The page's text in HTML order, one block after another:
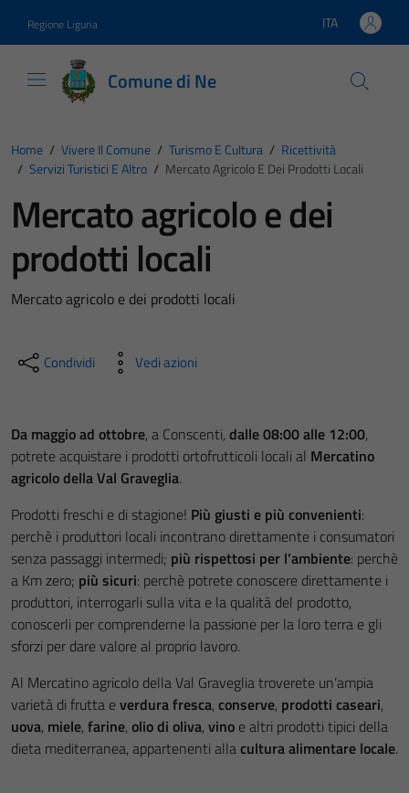
Regione Liguria Lingua attiva:
ITA
Comune di Ne
Home / Vivere Il Comune / Turismo E Cultura / Ricettività
/ Servizi Turistici E Altro / Mercato Agricolo E Dei Prodotti Locali
Mercato agricolo e dei
prodotti locali
Mercato agricolo e dei prodotti locali
Condividi Vedi azioni
Da maggio ad ottobre, a Conscenti, dalle 08:00 alle 12:00,
potrete acquistare i prodotti ortofrutticoli locali al Mercatino
agricolo della Val Graveglia.
Prodotti freschi e di stagione! Più giusti e più convenienti:
perchè i produttori locali incontrano direttamente i consumatori
senza passaggi intermedi; più rispettosi per l’ambiente: perchè
a Km zero; più sicuri: perchè potrete conoscere direttamente i
produttori, interrogarli sulla vita e la qualità del prodotto,
conoscerli per comprenderne la passione per la loro terra e gli
sforzi per dare valore al proprio lavoro.
Al Mercatino agricolo della Val Graveglia troverete un’ampia
varietà di frutta everdura fresca, conserve, prodotti caseari,
uova, miele, farine, olio di oliva, vino e altri prodotti tipici della
dieta mediterranea, appartenenti allacultura alimentare locale.